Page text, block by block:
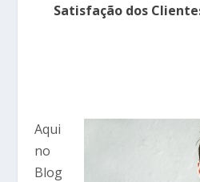
Satisfação dos
Aqui
no
Blog